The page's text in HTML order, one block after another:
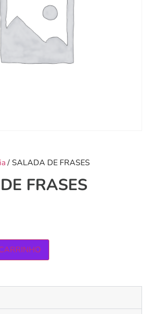
/ SALADA DE FRASES
FRASES